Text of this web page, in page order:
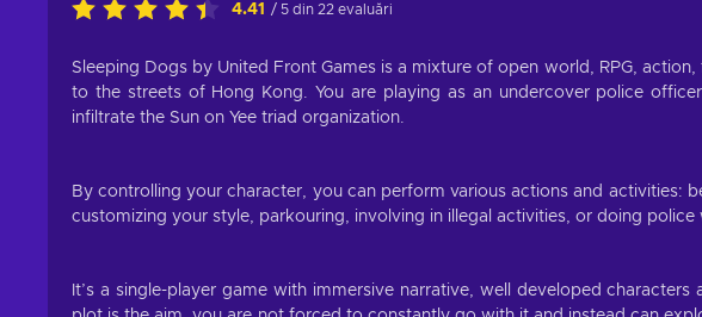
4.41 / 5 din 22 evaluări
Sleeping Dogs by United Front Games is a mixture of open world, RPG,
to the streets of Hong Kong. You are playing as an undercover police
infiltrate the Sun on Yee triad organization.
By controlling your character, you can perform various actions and activities:
customizing your style, parkouring, involving in illegal activities, or doing police
It’s a single-player game with immersive narrative, well developed